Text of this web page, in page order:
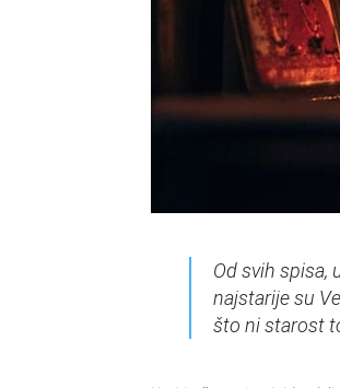
Od svih spisa,
najstarije su
što ni starost